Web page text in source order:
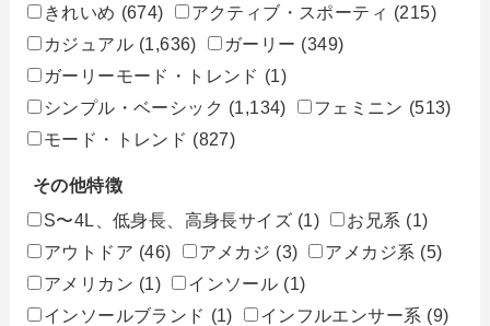
きれいめ (674) アクティブ・スポーティ (215)
カジュアル (1,636) ガーリー (349)
ガーリーモード・トレンド (1)
シンプル・ベーシック (1,134) フェミニン (513)
モード・トレンド (827)
その他特徴
S〜4L、低身長、高身長サイズ (1) お兄系 (1)
アウトドア (46) アメカジ (3) アメカジ系 (5)
アメリカン (1) インソール (1)
インソールブランド (1) インフルエンサー系 (9)